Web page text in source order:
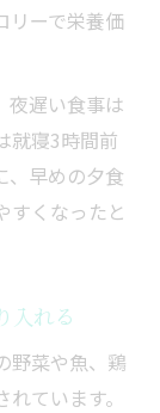
リーで栄養価
夜遅い食事は
就寝3時間前
、早めの夕食
すくなったと
入れる
野菜や魚、鶏
ています。